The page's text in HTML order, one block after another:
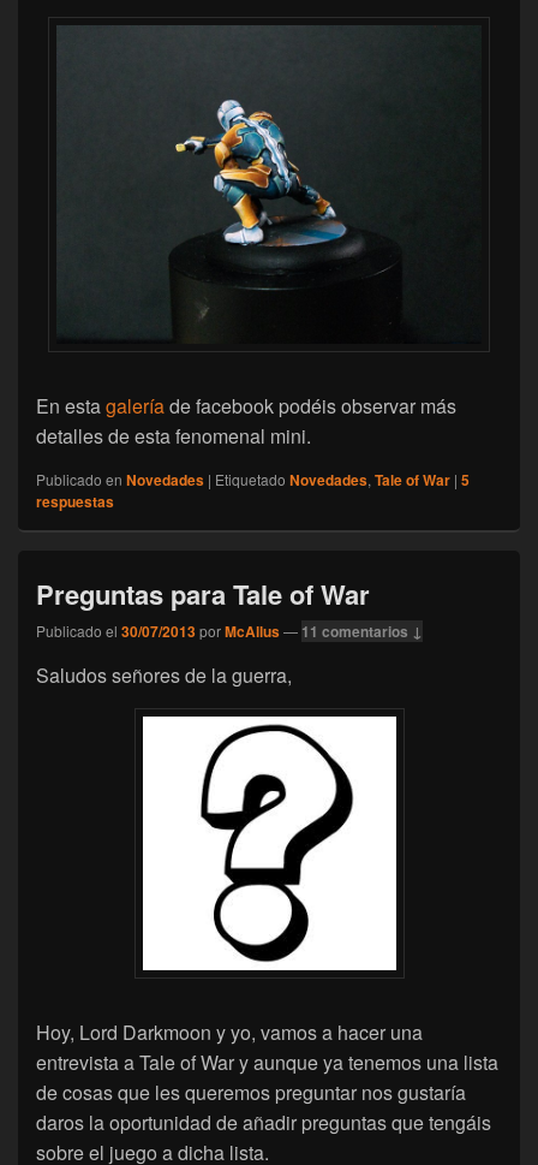
En estagaleríade facebook podéis observar más
detalles de esta fenomenal mini.
Publicado en Novedades | Etiquetado Novedades, Tale of War | 5
respuestas
Preguntas para Tale of War
Publicado el 30/07/2013porMcAllus— 11 comentarios ↓
Saludos señores de la guerra,
Hoy, Lord Darkmoon y yo, vamos a hacer una
entrevista a Tale of War y aunque ya tenemos una lista
de cosas que les queremos preguntar nos gustaría
daros la oportunidad de añadir preguntas que tengáis
sobre el juego a dicha lista.